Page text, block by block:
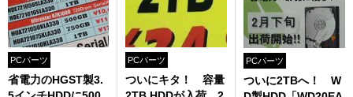
PCパーツ
省電力のHGST製3.
PCパーツ
ついにキタ！ 容量
PCパーツ
ついに2TBへ！ W